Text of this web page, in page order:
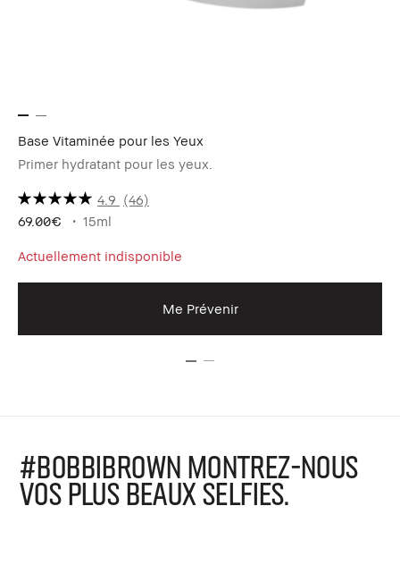
Base Vitaminée pour les Yeux
Primer hydratant pour les yeux.
4.9 (46)
69.00€
15ml
Actuellement indisponible
Me Prévenir
#BOBBIBROWN MONTREZ-NOUS
VOS PLUS BEAUX SELFIES.